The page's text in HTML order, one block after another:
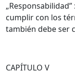
cumplir con los
también debe ser
CAPÍTULO V